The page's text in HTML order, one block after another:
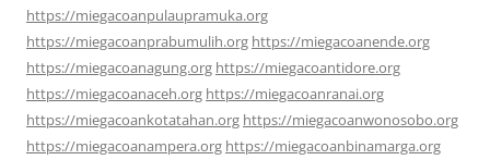
https://miegacoanpulaupramuka.org
https://miegacoanprabumulih.org https://miegacoanende.org
https://miegacoanagung.org https://miegacoantidore.org
https://miegacoanaceh.org https://miegacoanranai.org
https://miegacoankotatahan.org https://miegacoanwonosobo.org
https://miegacoanampera.org https://miegacoanbinamarga.org